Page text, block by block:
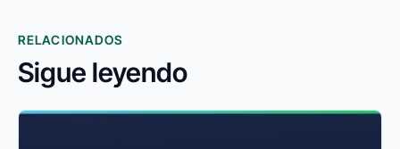
RELACIONADOS
Sigue leyendo